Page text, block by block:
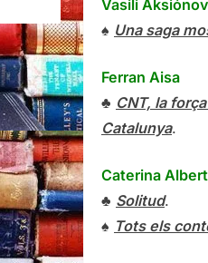
Vasili Aksiónov
♠ Una saga
Ferran Aisa
♣ CNT, la
Catalunya.
Caterina Albert
♣ Solitud.
♠ Tots els